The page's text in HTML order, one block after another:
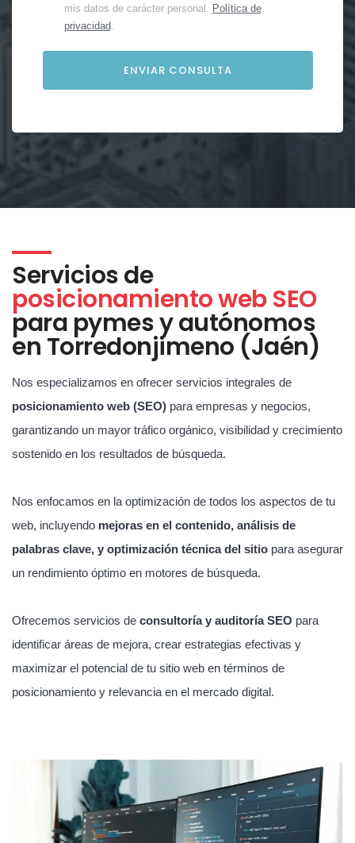
mis datos de carácter personal. Política de
privacidad.
Servicios de
posicionamiento web SEO
para pymes y autónomos
en Torredonjimeno (Jaén)
Nos especializamos en ofrecer servicios integrales de
posicionamiento web (SEO) para empresas y negocios,
garantizando un mayor tráfico orgánico, visibilidad y crecimiento
sostenido en los resultados de búsqueda.
Nos enfocamos en la optimización de todos los aspectos de tu
web, incluyendo mejoras en el contenido, análisis de
palabras clave, y optimización técnica del sitio para asegurar
un rendimiento óptimo en motores de búsqueda.
Ofrecemos servicios de consultoría y auditoría SEO para
identificar áreas de mejora, crear estrategias efectivas y
maximizar el potencial de tu sitio web en términos de
posicionamiento y relevancia en el mercado digital.